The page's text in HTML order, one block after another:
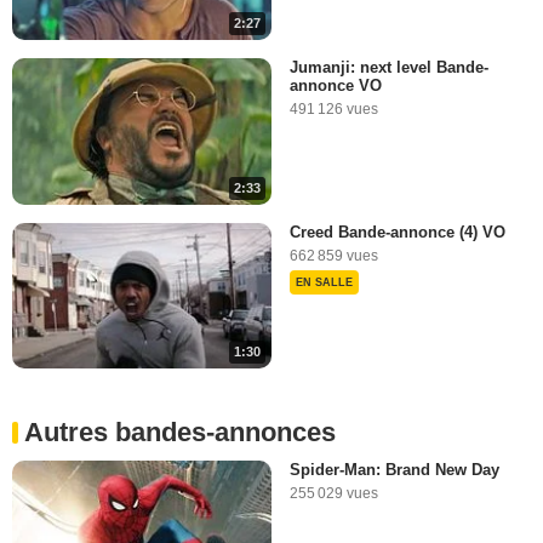
3:15
2:27
2:33
Jumanji: next level Bande-
annonce VO
491 126 vues
1:30
Creed Bande-annonce (4) VO
662 859 vues
EN SALLE
Autres bandes-annonces
Spider-Man: Brand New Day
255 029 vues